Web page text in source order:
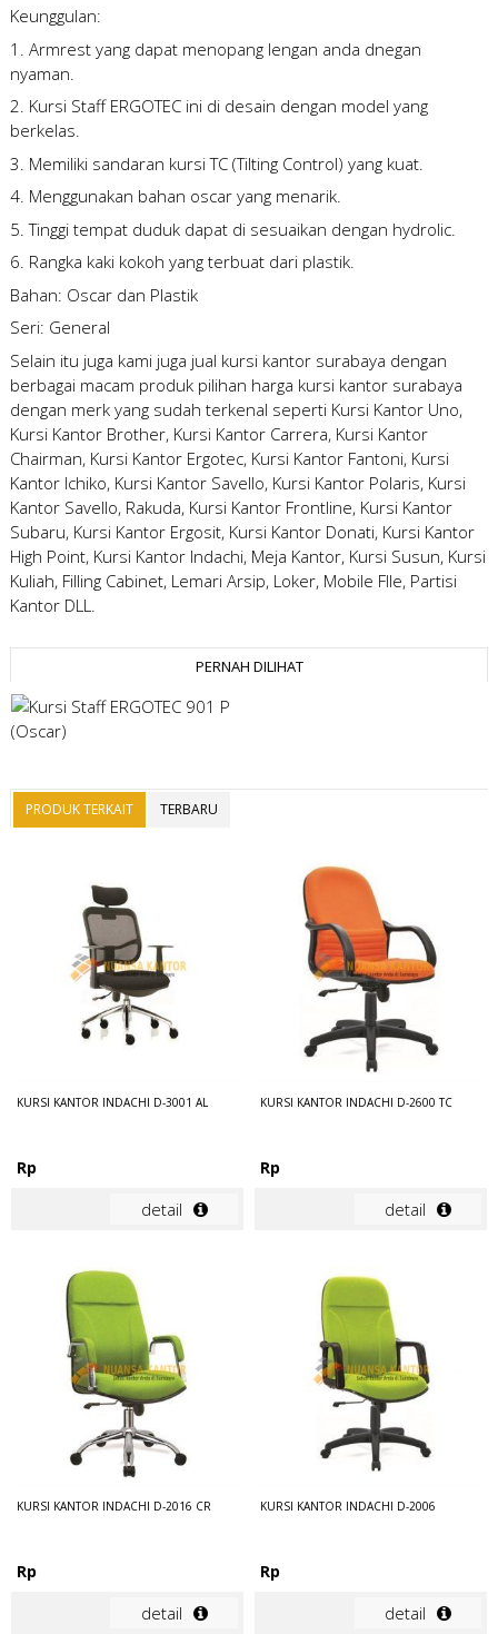
Keunggulan:
1. Armrest yang dapat menopang lengan anda dnegan
nyaman.
2. Kursi Staff ERGOTEC ini di desain dengan model yang
berkelas.
3. Memiliki sandaran kursi TC (Tilting Control) yang kuat.
4. Menggunakan bahan oscar yang menarik.
5. Tinggi tempat duduk dapat di sesuaikan dengan hydrolic.
6. Rangka kaki kokoh yang terbuat dari plastik.
Bahan: Oscar dan Plastik
Seri: General
Selain itu juga kami juga jual kursi kantor surabaya dengan
berbagai macam produk pilihan harga kursi kantor surabaya
dengan merk yang sudah terkenal seperti Kursi Kantor Uno,
Kursi Kantor Brother, Kursi Kantor Carrera, Kursi Kantor
Chairman, Kursi Kantor Ergotec, Kursi Kantor Fantoni, Kursi
Kantor Ichiko, Kursi Kantor Savello, Kursi Kantor Polaris, Kursi
Kantor Savello, Rakuda, Kursi Kantor Frontline, Kursi Kantor
Subaru, Kursi Kantor Ergosit, Kursi Kantor Donati, Kursi Kantor
High Point, Kursi Kantor Indachi, Meja Kantor, Kursi Susun, Kursi
Kuliah, Filling Cabinet, Lemari Arsip, Loker, Mobile FIle, Partisi
Kantor DLL.
PERNAH DILIHAT
PRODUK TERKAIT TERBARU
KURSI KANTOR INDACHI D-3001 AL
Rp
detail
KURSI KANTOR INDACHI D-2600 TC
Rp
detail
KURSI KANTOR INDACHI D-2016 CR
Rp
detail
KURSI KANTOR INDACHI D-2006
Rp
detail